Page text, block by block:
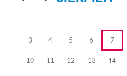
3 4 5 6 7
10 11 12 13 14